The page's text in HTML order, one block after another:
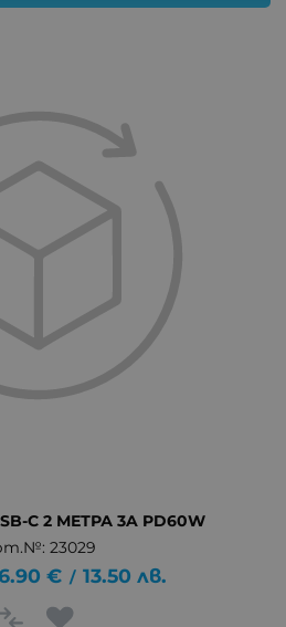
C 2 МЕТРА 3A PD60W
23029
€ / 13.50 лв.